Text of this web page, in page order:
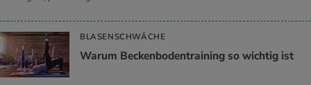
BLASENSCHWÄCHE
Warum Be­cken­bo­den­trai­ning so wich­tig ist